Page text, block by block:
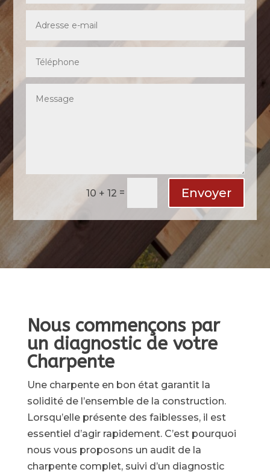
10 + 12 = Envoyer
Nous commençons par
un diagnostic de votre
Charpente
Une charpente en bon état garantit la
solidité de l’ensemble de la construction.
Lorsqu’elle présente des faiblesses, il est
essentiel d’agir rapidement. C’est pourquoi
nous vous proposons un audit de la
charpente complet, suivi d’un diagnostic